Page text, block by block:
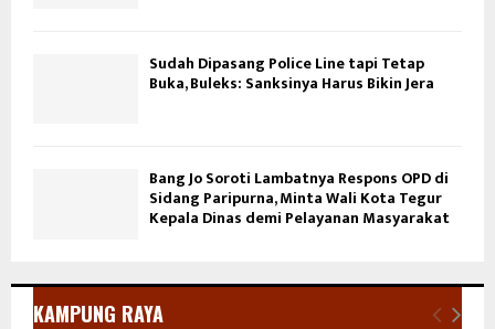
Sudah Dipasang Police Line tapi Tetap
Buka, Buleks: Sanksinya Harus Bikin Jera
Bang Jo Soroti Lambatnya Respons OPD di
Sidang Paripurna, Minta Wali Kota Tegur
Kepala Dinas demi Pelayanan Masyarakat
KAMPUNG RAYA